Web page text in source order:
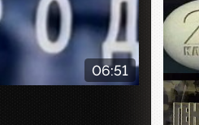
06:51